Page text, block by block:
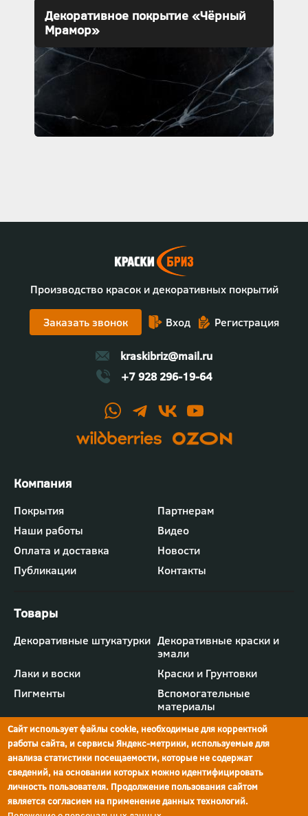
Декоративное покрытие «Чёрный
Мрамор»
Производство красок и декоративных покрытий
Заказать звонок Вход Регистрация
kraskibriz@mail.ru
+7 928 296-19-64
г.Ростов-на-Дону,
ул.Мечникова, д.134
просп. Шолохова, 211/4,
Ростов-на-Дону
Футер
-
меню
"Компания"
Покрытия
Партнерам
Наши работы
Видео
Оплата и доставка
Новости
Публикации
Контакты
Футер
-
меню
"Товары"
Декоративные штукатурки Декоративные краски и
эмали
Лаки и воски
Краски и Грунтовки
Пигменты
Вспомогательные
материалы
Политика конфиденциальности
Сайт использует файлы cookie, необходимые для корректной
работы сайта, и сервисы Яндекс-метрики, используемые для
анализа статистики посещаемости, которые не содержат
сведений, на основании которых можно идентифицировать
личность пользователя. Продолжение пользования сайтом
является согласием на применение данных технологий.